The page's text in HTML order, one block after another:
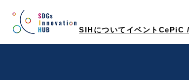
ス
SIHについて イベント CePiC